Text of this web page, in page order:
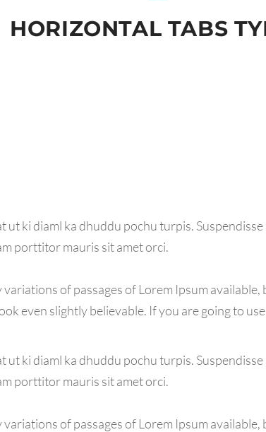
HORIZONTAL TABS
ki diaml ka dhuddu pochu turpis.
porttitor mauris sit amet orci.
of passages of Lorem Ipsum
even slightly believable. If you are going to
ki diaml ka dhuddu pochu turpis.
porttitor mauris sit amet orci.
of passages of Lorem Ipsum